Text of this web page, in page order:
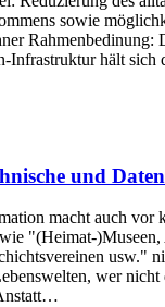
sowie
Rahmenbedinung:
Infrastruktur hält
und
macht auch vor
"(Heimat-)Museen,
usw."
wer